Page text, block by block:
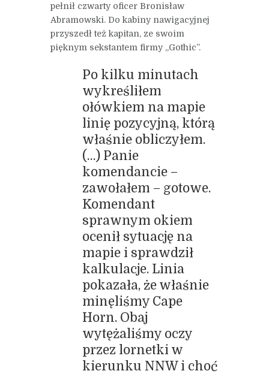
pełnił czwarty oficer Bronisław
Abramowski. Do kabiny nawigacyjnej
przyszedł też kapitan, ze swoim
pięknym sekstantem firmy „Gothic”.
Po kilku minutach
wykreśliłem
ołówkiem na mapie
linię pozycyjną, którą
właśnie obliczyłem.
(…) Panie
komendancie –
zawołałem – gotowe.
Komendant
sprawnym okiem
ocenił sytuację na
mapie i sprawdził
kalkulacje. Linia
pokazała, że właśnie
minęliśmy Cape
Horn. Obaj
wytężaliśmy oczy
przez lornetki w
kierunku NNW i choć